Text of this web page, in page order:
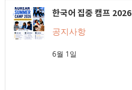
한국어 집중 캠프 2026
공지사항
6월 1일